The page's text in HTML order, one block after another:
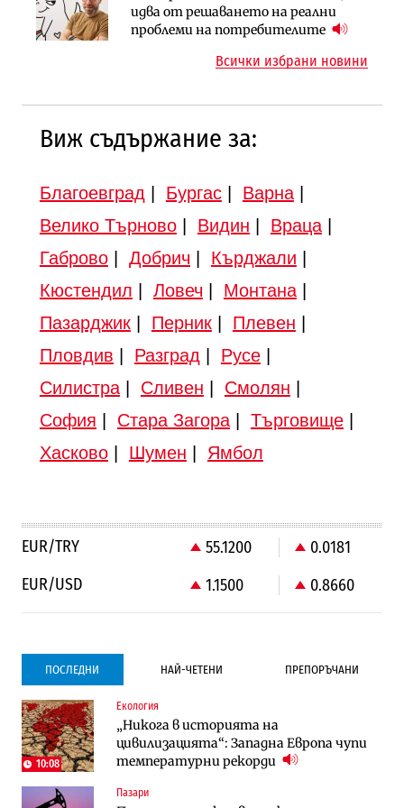
идва от решаването на реални
проблеми на потребителите
АПИ възложи промяната на
парцеларния план за
Вторият мост над Варненското
езеро става част от бъдещата
Всички избрани новини
Виж съдържание за:
Благоевград Бургас| Варна|
Велико Търново| Видин Враца|
Габрово| Добрич Кърджали
Кюстендил
Ловеч Монтана|
Пазарджик| Перник| Плевен
Пловдив
Разград Русе|
Силистра| Сливен Смолян
София
Стара Загора| Търговище|
Хасково| Шумен Ямбол
EUR/TRY 55.1200
0.0181
EUR/USD
1.1500 0.8660
ПОСЛЕДНИ НАЙ-ЧЕТЕНИ ПРЕПОРЪЧАНИ
10:08
Екология
„Никога в историята на
цивилизацията“: Западна Европа чупи
температурни рекорди
Пазари
Градоустройство
Столична община избра изпълнител за
преместването на трамвайното
трасе по бул. „Скобелев“
Компании
Градоустройство
Столична община избра изпълнител за
преместването на трамвайното
трасе по бул. „Скобелев“
Енергетика